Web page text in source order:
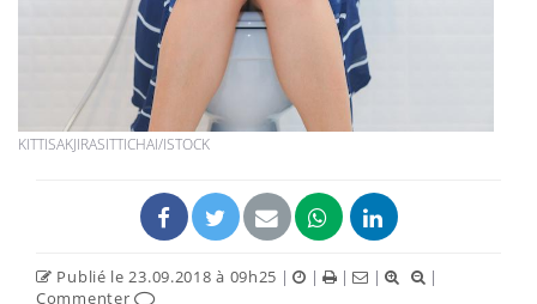
KITTISAKJIRASITTICHAI/ISTOCK
Publié le 23.09.2018 à 09h25 | | | |
|
Commenter